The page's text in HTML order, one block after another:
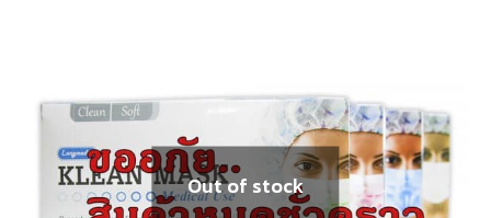
Out of stock